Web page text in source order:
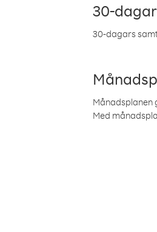
30-
30-dagars
Månadsplanen
Med